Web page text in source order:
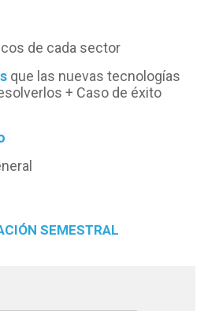
de cada sector
que las nuevas tecnologías
+ Caso de éxito
SEMESTRAL